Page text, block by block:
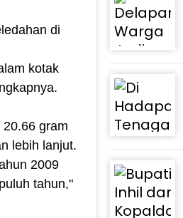
di
kotak
gram
lebih lanjut.
2009
tahun,"